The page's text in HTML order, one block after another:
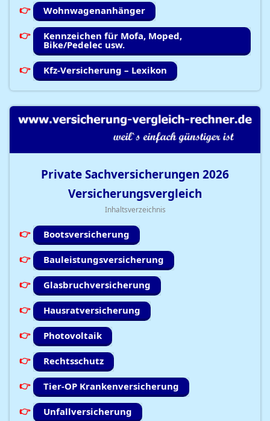
Wohnwagenanhänger
Kennzeichen für Mofa, Moped,
Bike/Pedelec usw.
Kfz-Versicherung – Lexikon
Private Sachversicherungen 2026
Versicherungsvergleich
Inhaltsverzeichnis
Bootsversicherung
Bauleistungsversicherung
Glasbruchversicherung
Hausratversicherung
Photovoltaik
Rechtsschutz
Tier-OP Krankenversicherung
Unfallversicherung